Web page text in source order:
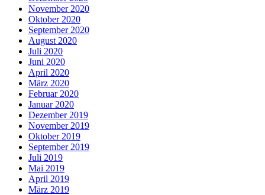
November 2020
Oktober 2020
September 2020
August 2020
Juli 2020
Juni 2020
April 2020
März 2020
Februar 2020
Januar 2020
Dezember 2019
November 2019
Oktober 2019
September 2019
Juli 2019
Mai 2019
April 2019
März 2019